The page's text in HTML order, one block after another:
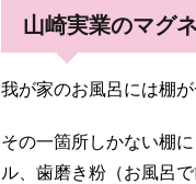
山崎実業のマグ
我が家のお風呂には棚
その一箇所しかない棚
ル、歯磨き粉（お風呂